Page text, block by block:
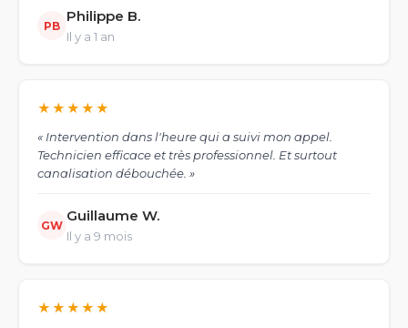
PB
Philippe B.
Il y a 1 an
★★★★★
« Intervention dans l'heure qui a suivi mon appel.
Technicien efficace et très professionnel. Et surtout
canalisation débouchée. »
GW
Guillaume W.
Il y a 9 mois
★★★★★